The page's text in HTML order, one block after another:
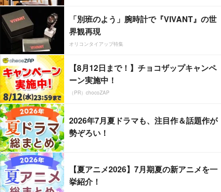
「別班のよう」腕時計で『VIVANT』の世
界観再現
オリコンタイアップ特集
【8月12日まで！】チョコザップキャンペ
ーン実施中！
（PR）chocoZAP
2026年7月夏ドラマも、注目作＆話題作が
勢ぞろい！
【夏アニメ2026】7月期夏の新アニメを一
挙紹介！